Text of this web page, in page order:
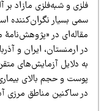
و شبه‌فلزی مازاد بر
بسیار نگران‌کننده است».
در «پژوهش‌نامۀ
ارمنستان، ایران و
دلایل آزمایش‌های متقن
و حجم بالای
ساکنین مناطق مرزی